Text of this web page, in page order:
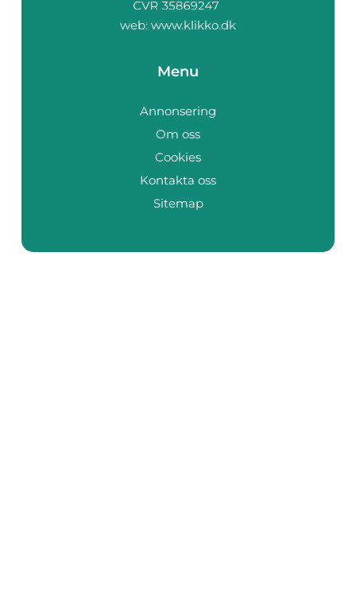
web: www.klikko.dk
Menu
Annonsering
Om oss
Cookies
Kontakta oss
Sitemap